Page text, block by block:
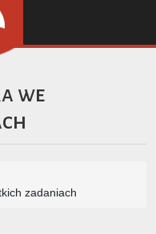
we
zadaniach